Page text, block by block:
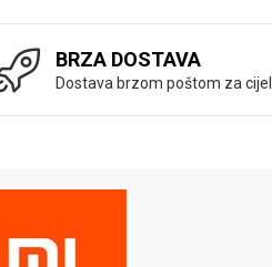
BRZA DOSTAVA
Dostava brzom poštom za